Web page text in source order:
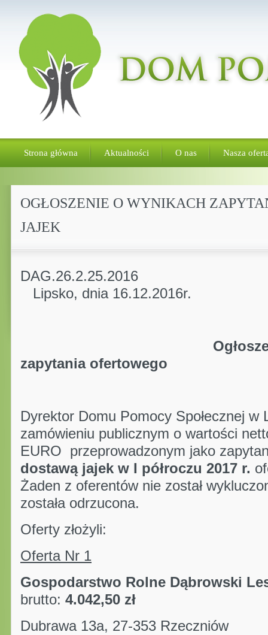
Strona główna Aktualności O nas Nasza
OGŁOSZENIE O WYNIKACH
JAJEK
Lipsko, dnia 16.12.2016r.
zapytania ofertowego
Dyrektor Domu Pomocy Społecznej w
zamówieniu publicznym o wartości
EURO przeprowadzonym jako
dostawą jajek w I półroczu 2017 r.
Żaden z oferentów nie został
została odrzucona.
Oferty złożyli:
Oferta Nr 1
Gospodarstwo Rolne Dąbrowski
brutto: 4.042,50 zł
Dubrawa 13a, 27-353